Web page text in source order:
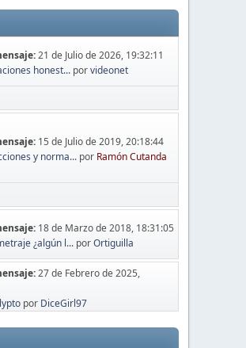
21 de Julio de 2026, 19:32:11
honest...porvideonet
15 de Julio de 2019, 20:18:44
y norma...por Ramón Cutanda
18 de Marzo de 2018, 18:31:05
¿algún l...porOrtiguilla
27 de Febrero de 2025,
por DiceGirl97